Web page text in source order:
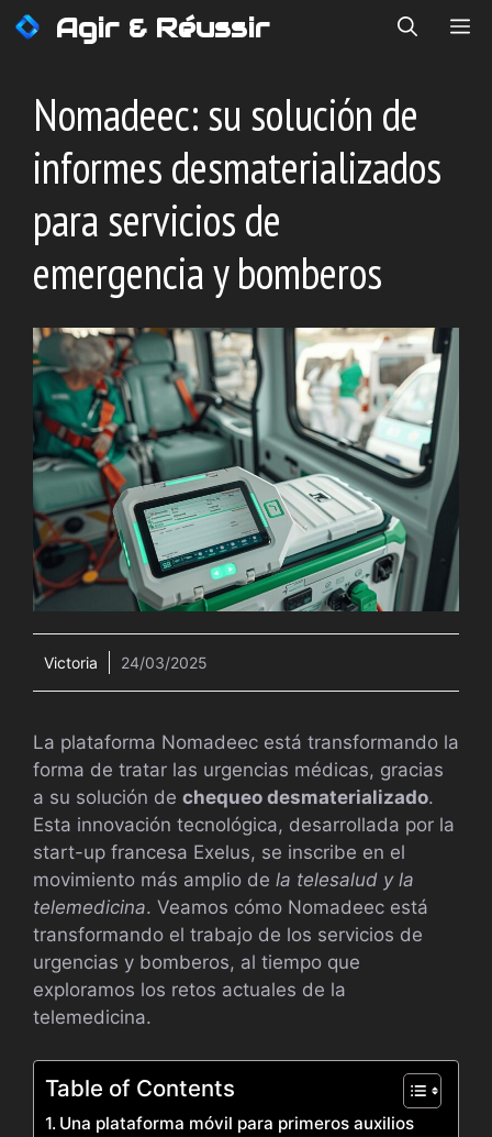
Saltar
Agir & Réussir
Nomadeec: su solución de
informes desmaterializados
para servicios de
emergencia y bomberos
Victoria 24/03/2025
La plataforma Nomadeec está transformando la
forma de tratar las urgencias médicas, gracias
a su solución de chequeo desmaterializado.
Esta innovación tecnológica, desarrollada por la
start-up francesa Exelus, se inscribe en el
movimiento más amplio de la telesalud y la
telemedicina. Veamos cómo Nomadeec está
transformando el trabajo de los servicios de
urgencias y bomberos, al tiempo que
exploramos los retos actuales de la
telemedicina.
Table of Contents
Una plataforma móvil para primeros auxilios